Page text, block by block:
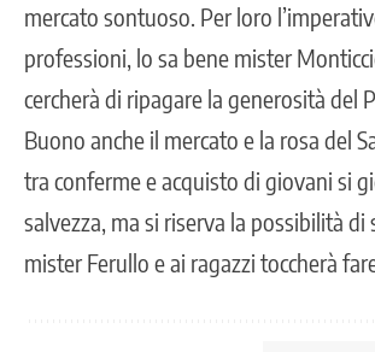
mercato sontuoso. Per loro
professioni, lo sa bene mister
cercherà di ripagare la generosità del
Buono anche il mercato e la rosa del
tra conferme e acquisto di giovani si
salvezza, ma si riserva la possibilità di
mister Ferullo e ai ragazzi toccherà